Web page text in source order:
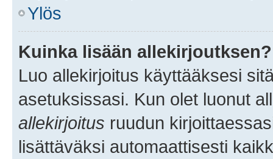
Ylös
Kuinka lisään allekirjoutksen?
Luo allekirjoitus käyttääksesi
asetuksissasi. Kun olet luonut
allekirjoitus ruudun
lisättäväksi automaattisesti